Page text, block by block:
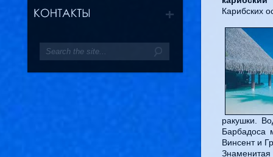
Карибских
ракушки.
Барбадоса
Винсент и